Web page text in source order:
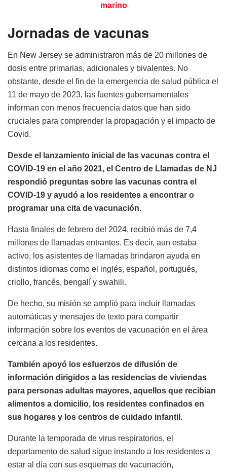
marino
Jornadas de vacunas
En New Jersey se administraron más de 20 millones de
dosis entre primarias, adicionales y bivalentes. No
obstante, desde el fin de la emergencia de salud pública el
11 de mayo de 2023, las fuentes gubernamentales
informan con menos frecuencia datos que han sido
cruciales para comprender la propagación y el impacto de
Covid.
Desde el lanzamiento inicial de las vacunas contra el
COVID-19 en el año 2021, el Centro de Llamadas de NJ
respondió preguntas sobre las vacunas contra el
COVID-19 y ayudó a los residentes a encontrar o
programar una cita de vacunación.
Hasta finales de febrero del 2024, recibió más de 7,4
millones de llamadas entrantes. Es decir, aun estaba
activo, los asistentes de llamadas brindaron ayuda en
distintos idiomas como el inglés, español, portugués,
criollo, francés, bengalí y swahili.
De hecho, su misión se amplió para incluir llamadas
automáticas y mensajes de texto para compartir
información sobre los eventos de vacunación en el área
cercana a los residentes.
También apoyó los esfuerzos de difusión de
información dirigidos a las residencias de viviendas
para personas adultas mayores, aquellos que recibían
alimentos a domicilio, los residentes confinados en
sus hogares y los centros de cuidado infantil.
Durante la temporada de virus respiratorios, el
departamento de salud sigue instando a los residentes a
estar al día con sus esquemas de vacunación,